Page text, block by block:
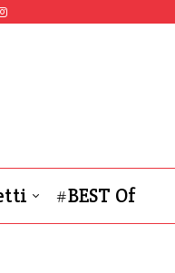
#BEST Of